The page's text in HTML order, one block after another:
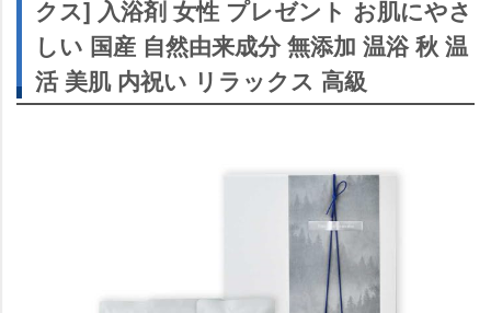
クス] 入浴剤 女性 プレゼント お肌にやさ
しい 国産 自然由来成分 無添加 温浴 秋 温
活 美肌 内祝い リラックス 高級